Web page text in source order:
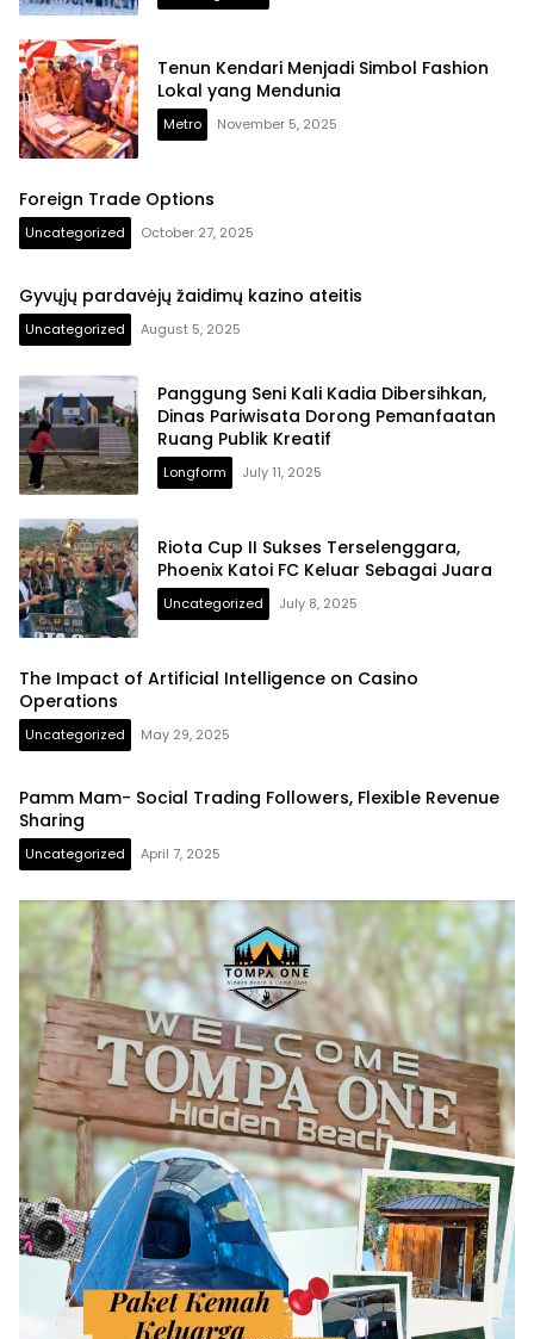
Tenun Kendari Menjadi Simbol Fashion
Lokal yang Mendunia
Metro November 5, 2025
Foreign Trade Options
Uncategorized October 27, 2025
Gyvųjų pardavėjų žaidimų kazino ateitis
Uncategorized August 5, 2025
Panggung Seni Kali Kadia Dibersihkan,
Dinas Pariwisata Dorong Pemanfaatan
Ruang Publik Kreatif
Longform July 11, 2025
Riota Cup II Sukses Terselenggara,
Phoenix Katoi FC Keluar Sebagai Juara
Uncategorized July 8, 2025
The Impact of Artificial Intelligence on Casino
Operations
Uncategorized May 29, 2025
Pamm Mam- Social Trading Followers, Flexible Revenue
Sharing
Uncategorized April 7, 2025